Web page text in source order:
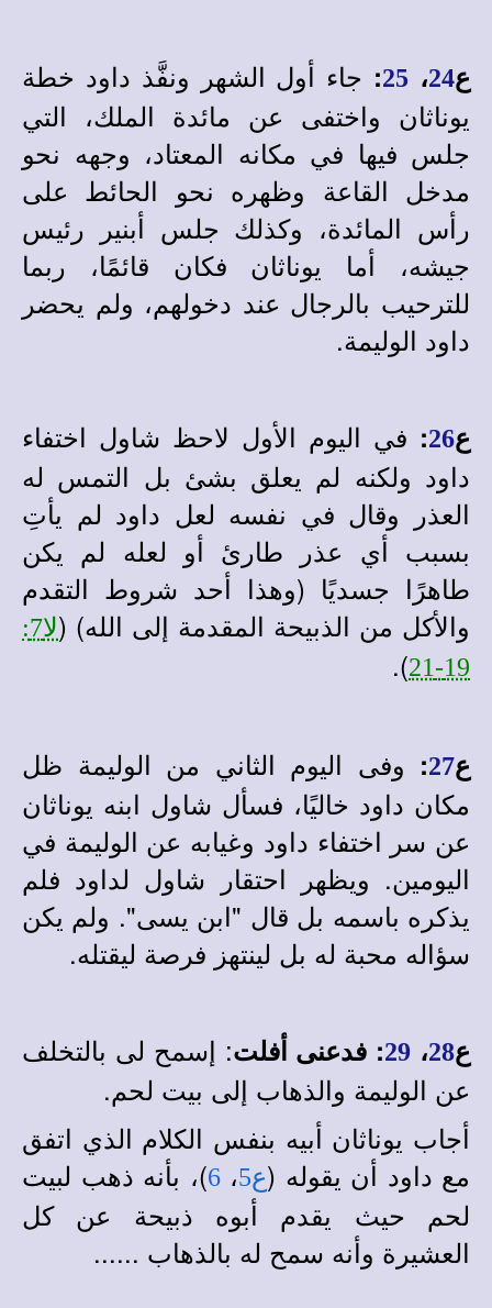
ع24، 25
: جاء أول الشهر ونفَّذ داود خطة
يوناثان واختفى عن مائدة الملك، التي
جلس فيها في مكانه المعتاد، وجهه نحو
مدخل القاعة وظهره نحو الحائط على
رأس المائدة، وكذلك جلس أبنير رئيس
جيشه، أما يوناثان فكان قائمًا، ربما
للترحيب بالرجال عند دخولهم، ولم يحضر
داود الوليمة.
ع26
: في اليوم الأول لاحظ شاول اختفاء
داود ولكنه لم يعلق بشئ بل التمس له
العذر وقال في نفسه لعل داود لم يأتِ
بسبب أي عذر طارئ أو لعله لم يكن
طاهرًا جسديًا (وهذا أحد شروط التقدم
والأكل من الذبيحة المقدمة إلى الله) (
لا7:
19-21
).
ع27
: وفى اليوم الثاني من الوليمة ظل
مكان داود خاليًا، فسأل شاول ابنه يوناثان
عن سر اختفاء داود وغيابه عن الوليمة في
اليومين. ويظهر احتقار شاول لداود فلم
يذكره باسمه بل قال "ابن يسى". ولم يكن
سؤاله محبة له بل لينتهز فرصة ليقتله.
ع28، 29
: فدعنى أفلت: إسمح لى بالتخلف
عن الوليمة والذهاب إلى بيت لحم.
أجاب يوناثان أبيه بنفس الكلام الذي اتفق
مع داود أن يقوله (ع5 ،6)، بأنه ذهب لبيت
لحم حيث يقدم أبوه ذبيحة عن كل
العشيرة وأنه سمح له بالذهاب ......